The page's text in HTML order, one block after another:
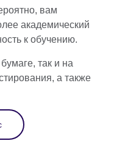
вам
академический
к обучению.
так и на
а также